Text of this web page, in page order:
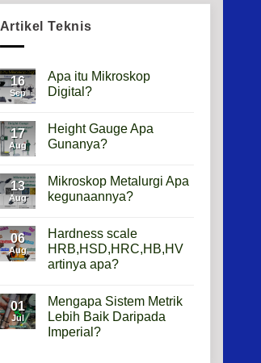
Artikel Teknis
16
Sep
Apa itu Mikroskop
Digital?
on
Apa
itu
17
Aug
Height Gauge Apa
Gunanya?
on
Height
Gauge
13
Aug
Mikroskop Metalurgi Apa
kegunaannya?
on
Mikroskop
Metalurgi
Apa
06
Aug
Hardness scale
HRB,HSD,HRC,HB,HV
artinya apa?
on
Hardness
scale
HRB,HSD,HRC,HB,HV
01
Jul
Mengapa Sistem Metrik
Lebih Baik Daripada
Imperial?